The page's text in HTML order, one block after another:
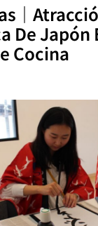
｜
De Japón
Cocina